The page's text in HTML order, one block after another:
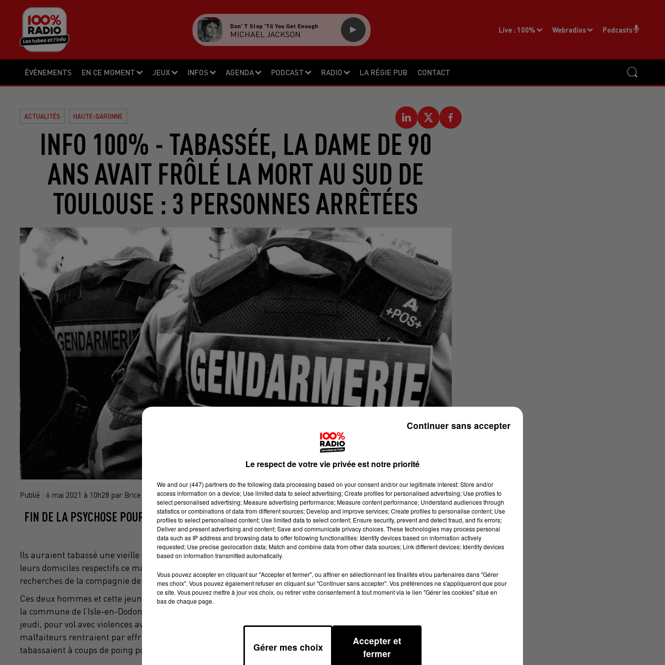
ÉVÉNEMENTS EN CE MOMENT JEUX INFOS AGENDA PODCAST RADIO LA RÉGIE PUB CONTACT
Live : 100% Webradios Podcasts
Don' T Stop 'til You Get Enough
MICHAEL JACKSON
ACTUALITÉS HAUTE-GARONNE
INFO 100% - TABASSÉE, LA DAME DE 90
ANS AVAIT FRÔLÉ LA MORT AU SUD DE
TOULOUSE : 3 PERSONNES ARRÊTÉES
Publié : 6 mai 2021 à 10h28 par Brice Vidal
FIN DE LA PSYCHOSE POUR LES PERSONNES ÂGÉES DU SECTEUR DES PORTES DU COMMINGES ?
Ils auraient tabassé une vieille dame de 90 ans pour lui voler son argent. Trois individus ont été interpellés à
leurs domiciles respectifs ce mardi 4 mai 2021 à l’aube, après une enquête des gendarmes de la brigade de
recherches de la compagnie de Saint-Gaudens.
Ces deux hommes et cette jeune femme, âgés respectivement de 29 ans, 25 ans et 23 ans, ont été arrêtés sur
la commune de l’Isle-en-Dodon. Après 48 heures de garde à vue, ils doivent être déférés et mis en examen ce
jeudi, pour vol avec violences avec une ITT de plus de 8 jours pour la victime. Le 11 avril dernier, deux
malfaiteurs rentraient par effraction chez une retraitée de 90 ans en pleine nuit. Une proie facile qu’ils
tabassaient à coups de poing pour la dépouiller.
Le respect de votre vie privée est notre priorité
We and our (447) partnersdo the following data processing based on your consent and/or our legitimate interest: Store and/or
access information on a device; Use limited data to select advertising; Create profiles for personalised advertising; Use profiles to
select personalised advertising; Measure advertising performance; Measure content performance; Understand audiences through
statistics or combinations of data from different sources; Develop and improve services; Create profiles to personalise content; Use
profiles to select personalised content; Use limited data to select content; Ensure security, prevent and detect fraud, and fix errors;
Deliver and present advertising and content; Save and communicate privacy choices. These technologies may process personal
data such as IP address and browsing data to offer following functionalities: Identify devices based on information actively
requested; Use precise geolocation data; Match and combine data from other data sources; Link different devices; Identify devices
based on information transmitted automatically.
Vous pouvez accepter en cliquant sur "Accepter et fermer", ou affiner en sélectionnant les finalités et/ou partenaires dans "Gérer
mes choix". Vous pouvez également refuser en cliquant sur "Continuer sans accepter". Vos préférences ne s'appliqueront que pour
ce site. Vous pouvez mettre à jour vos choix, ou retirer votre consentement à tout moment via le lien "Gérer les cookies" situé en
bas de chaque page.
Gérer mes choix
Accepter et
fermer
Continuer sans accepter